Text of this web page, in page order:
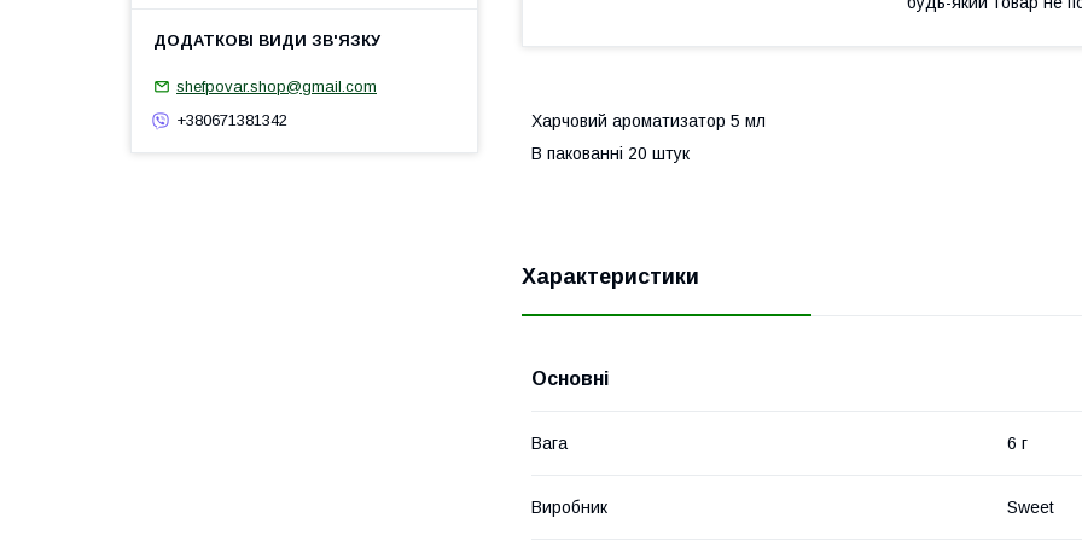
Харчовий ароматизатор 5 мл
В пакованні 20 штук
Характеристики
Основні
Вага 6 г
Виробник Sweet
shefpovar.shop@gmail.com
+380671381342